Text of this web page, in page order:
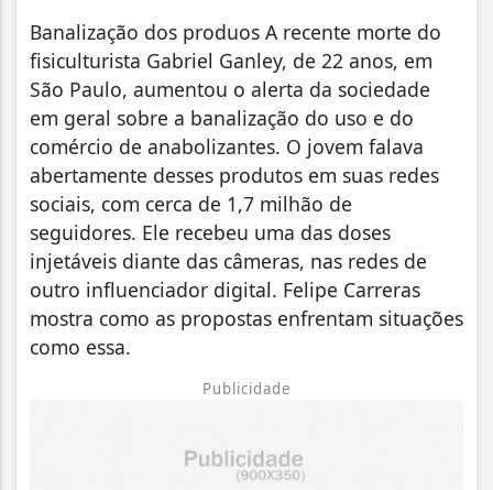
Banalização dos produos A recente morte do
fisiculturista Gabriel Ganley, de 22 anos, em
São Paulo, aumentou o alerta da sociedade
em geral sobre a banalização do uso e do
comércio de anabolizantes. O jovem falava
abertamente desses produtos em suas redes
sociais, com cerca de 1,7 milhão de
seguidores. Ele recebeu uma das doses
injetáveis diante das câmeras, nas redes de
outro influenciador digital. Felipe Carreras
mostra como as propostas enfrentam situações
como essa.
Publicidade